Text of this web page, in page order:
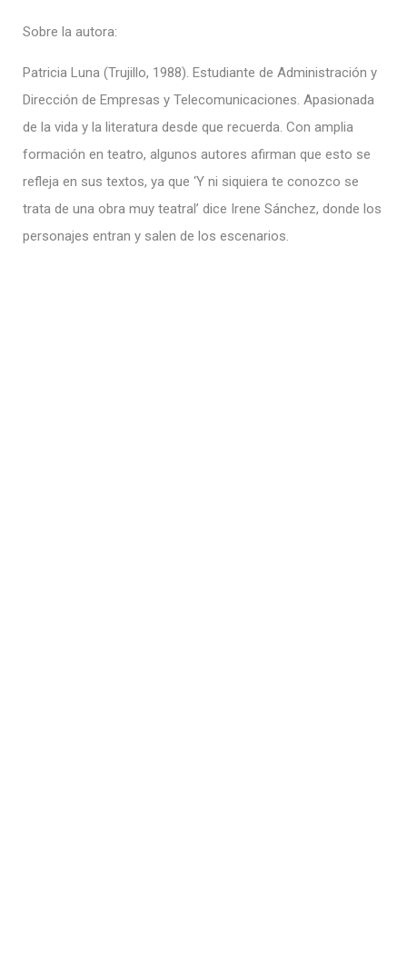
Sobre la autora:
Patricia Luna (Trujillo, 1988). Estudiante de Administración y
Dirección de Empresas y Telecomunicaciones. Apasionada
de la vida y la literatura desde que recuerda. Con amplia
formación en teatro, algunos autores afirman que esto se
refleja en sus textos, ya que ‘Y ni siquiera te conozco se
trata de una obra muy teatral’ dice Irene Sánchez, donde los
personajes entran y salen de los escenarios.